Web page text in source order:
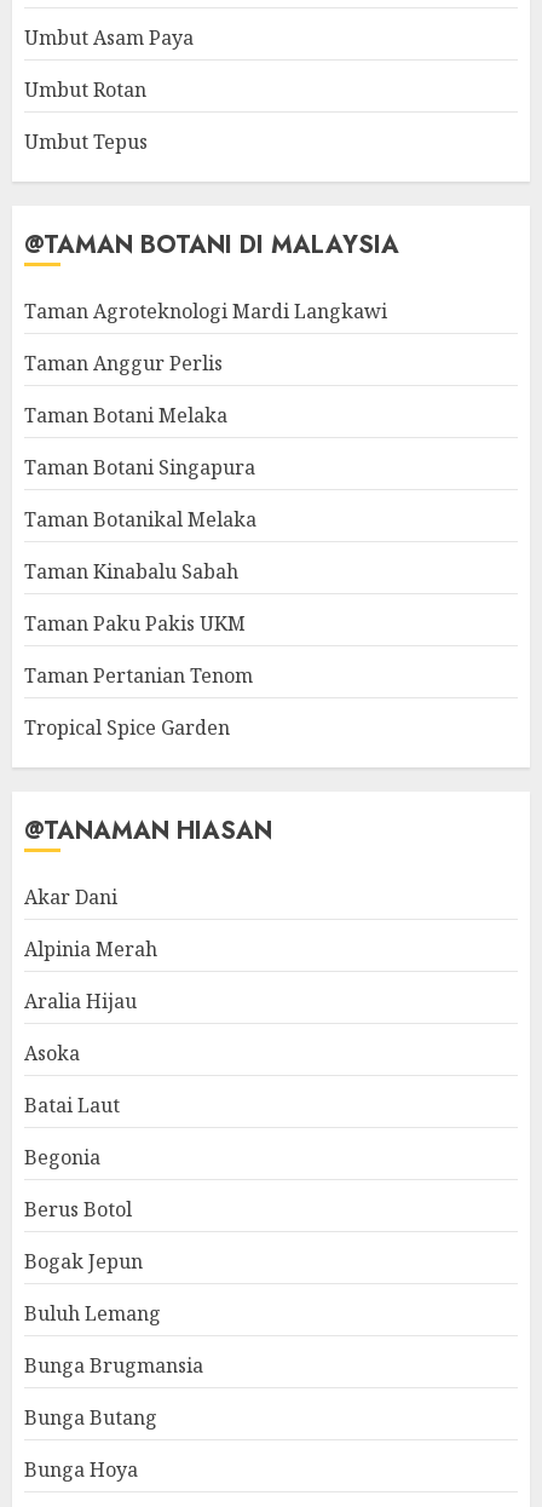
Umbut Asam Paya
Umbut Rotan
Umbut Tepus
@TAMAN BOTANI DI MALAYSIA
Taman Agroteknologi Mardi Langkawi
Taman Anggur Perlis
Taman Botani Melaka
Taman Botani Singapura
Taman Botanikal Melaka
Taman Kinabalu Sabah
Taman Paku Pakis UKM
Taman Pertanian Tenom
Tropical Spice Garden
@TANAMAN HIASAN
Akar Dani
Alpinia Merah
Aralia Hijau
Asoka
Batai Laut
Begonia
Berus Botol
Bogak Jepun
Buluh Lemang
Bunga Brugmansia
Bunga Butang
Bunga Hoya